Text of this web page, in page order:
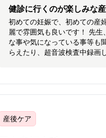
健診に行くのが楽しみな
初めての妊娠で、初めての産
麗で雰囲気も良いです！ 先
な事や気になっている事等も
らえたり、超音波検査中録画
ボーンフォトを無料で撮って
産後ケア